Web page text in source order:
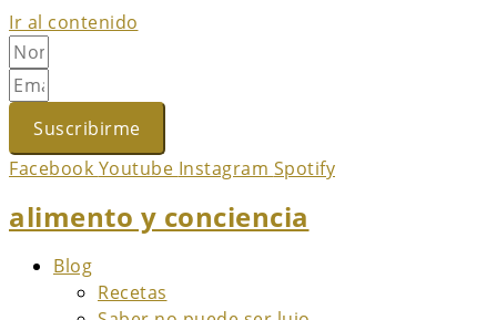
Ir al contenido
Suscribirme
Facebook Youtube Instagram Spotify
alimento y conciencia
Blog
Recetas